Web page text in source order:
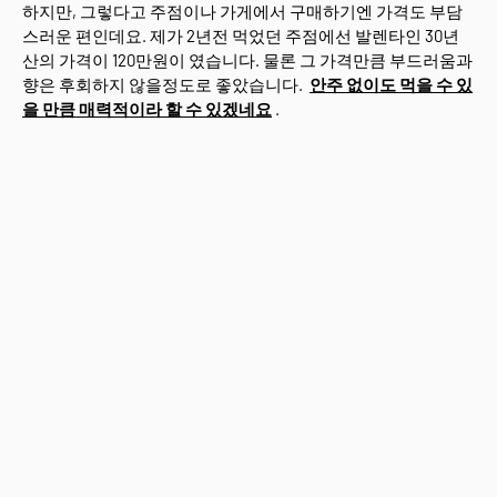
하지만, 그렇다고 주점이나 가게에서 구매하기엔 가격도 부담
스러운 편인데요. 제가 2년전 먹었던 주점에선 발렌타인 30년
산의 가격이 120만원이 였습니다. 물론 그 가격만큼 부드러움과
향은 후회하지 않을정도로 좋았습니다. 안주 없이도 먹을 수 있
을 만큼 매력적이라 할 수 있겠네요 .